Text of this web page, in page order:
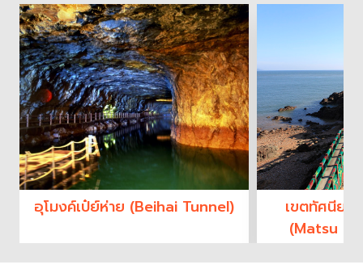
อุโมงค์เป๋ย์ห่าย (Beihai Tunnel)
เขตทัศนียภ
(Matsu